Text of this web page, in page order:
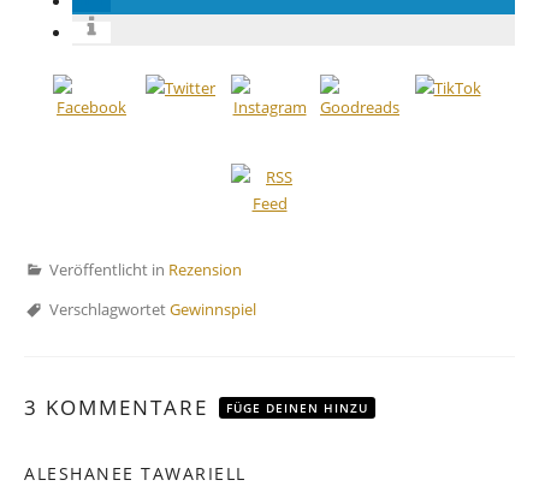
Veröffentlicht in Rezension
VerschlagwortetGewinnspiel
3 KOMMENTARE FÜGE DEINEN HINZU
ALESHANEE TAWARIELL